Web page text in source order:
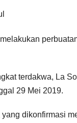
terdakwa, La
29 Mei 2019.
dikonfirmasi